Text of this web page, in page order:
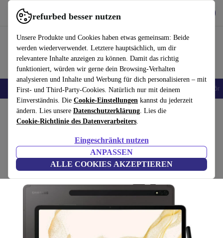
refurbed besser nutzen
Unsere Produkte und Cookies haben etwas gemeinsam: Beide
werden wiederverwendet. Letztere hauptsächlich, um dir
relevantere Inhalte anzeigen zu können. Damit das richtig
funktioniert, würden wir gerne dein Browsing-Verhalten
analysieren und Inhalte und Werbung für dich personalisieren – mit
First- und Third-Party-Cookies. Natürlich nur mit deinem
Einverständnis. Die Cookie-Einstellungen kannst du jederzeit
ändern. Lies unsere Datenschutzerklärung. Lies die
Cookie-Richtlinie des Datenverarbeiters.
Eingeschränkt nutzen
ANPASSEN
ALLE COOKIES AKZEPTIEREN
refurbed schnell und einfach nutzen
🎒 Back to school Handys Laptops Tablets Smartwatches Zubehör
Home Produkte Tablets Samsung Tablets
Samsung Galaxy Tab S8+
8 GB | 256 GB | 5G | grau
(5,0/5)